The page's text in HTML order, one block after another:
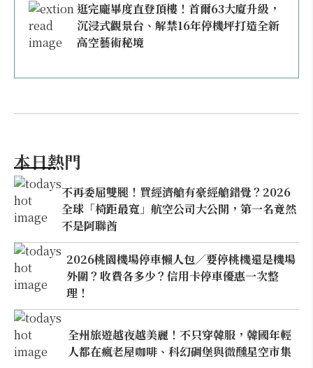
逛完龐畢度直登頂樓！首爾63大廈升級，
沉浸式觀景台、解禁16年停機坪打造全新
高空藝術秘境
本日熱門
不再委屈雙腿！買經濟艙有豪經艙錯覺？2026
全球「椅距最寬」航空公司大公開，第一名竟然
不是阿聯酋
2026桃園機場停車懶人包／要停桃機還是機場
外圍？收費各多少？信用卡停車優惠一次整
理！
全州旅遊越夜越美麗！不只穿韓服，韓國年輕
人都在瘋老屋咖啡、科幻碉堡與微醺星空市集